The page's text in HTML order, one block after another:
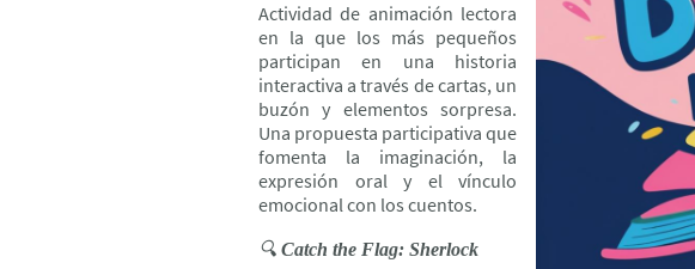
Actividad de animación lectora
en la que los más pequeños
participan en una historia
interactiva a través de cartas, un
buzón y elementos sorpresa.
Una propuesta participativa que
fomenta la imaginación, la
expresión oral y el vínculo
emocional con los cuentos.
🔍 Catch the Flag: Sherlock